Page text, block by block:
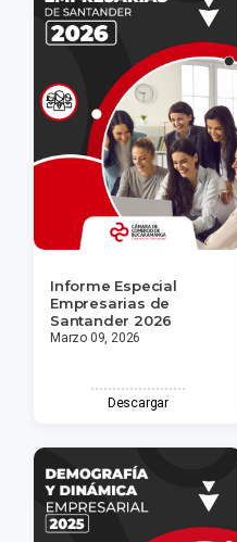
Informe Especial
Empresarias de
Santander 2026
Marzo 09, 2026
Descargar